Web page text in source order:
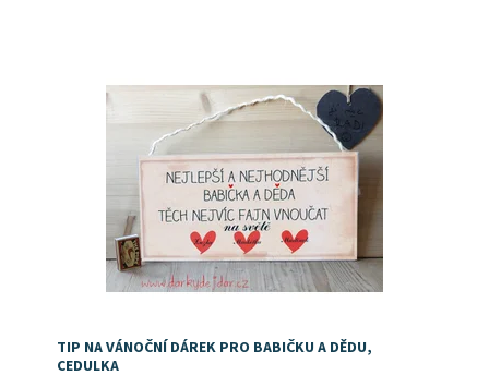
TIP NA VÁNOČNÍ DÁREK PRO BABIČKU A DĚDU,
CEDULKA